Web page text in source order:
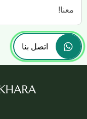
معنا!
اتصل بنا